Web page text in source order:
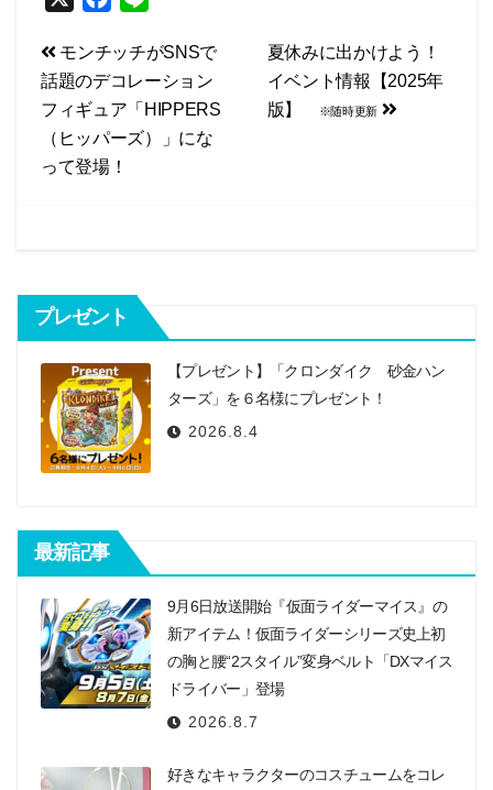
c
e
b
o
o
n
e
投
稿
ナ
ビ
シ
ョ
ン
夏休みに出かけよう！
イベント情報【2025年
版】
※随時更新
モンチッチがSNSで
話題のデコレーション
フィギュア「HIPPERS
（ヒッパーズ）」にな
って登場！
プレゼント
【プレゼント】「クロンダイク 砂金ハン
ターズ」を６名様にプレゼント！
2026.8.4
最新記事
9月6日放送開始『仮面ライダーマイス』の
新アイテム！仮面ライダーシリーズ史上初
の胸と腰“2スタイル”変身ベルト「DXマイス
ドライバー」登場
2026.8.7
好きなキャラクターのコスチュームをコレ